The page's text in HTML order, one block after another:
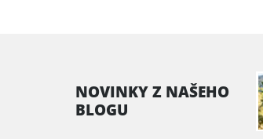
NOVINKY Z NAŠEHO
BLOGU